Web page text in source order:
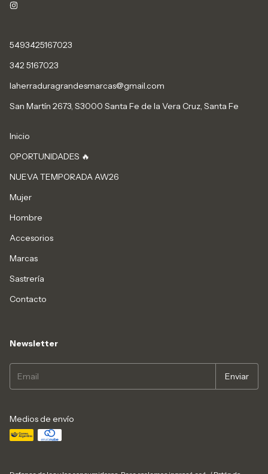
5493425167023
342 5167023
laherraduragrandesmarcas@gmail.com
San Martín 2673, S3000 Santa Fe de la Vera Cruz, Santa Fe
Inicio
OPORTUNIDADES 🔥
NUEVA TEMPORADA AW26
Mujer
Hombre
Accesorios
Marcas
Sastrería
Contacto
Newsletter
Medios de envío